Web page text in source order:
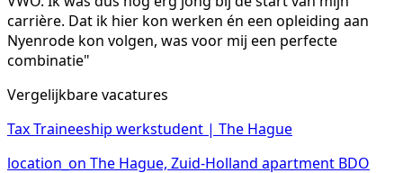
carrière. Dat ik hier kon werken én een opleiding aan
Nyenrode kon volgen, was voor mij een perfecte
combinatie"
Vergelijkbare vacatures
Tax Traineeship werkstudent | The Hague
location_on The Hague, Zuid-Holland apartment BDO